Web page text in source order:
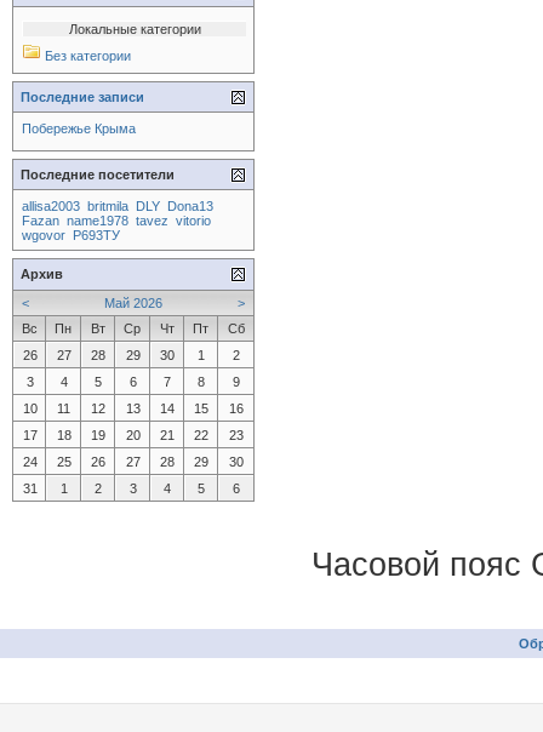
Локальные категории
Без категории
Последние записи
Побережье Крыма
Последние посетители
allisa2003 britmila DLY Dona13
Fazan name1978 tavez vitorio
wgovor Р693ТУ
Архив
<
>
Май 2026
Вс
Пн Вт Ср Чт Пт
Сб
26
27 28 29 30 1
2
3
4 5 6 7 8
9
10
11 12 13 14 15
16
17
18 19 20 21 22
23
24
25 26 27 28 29
30
31
1 2 3 4 5 6
Часовой пояс